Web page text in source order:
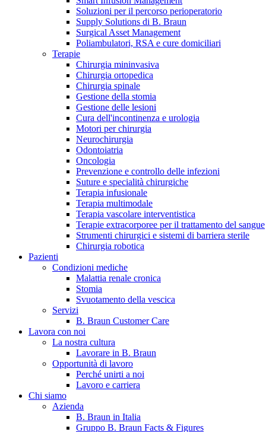
Catalogo prodotti
Campione stomia o cateteri
Richiedi gratuitamente un campione al nostro Customer Care,
Trova la tua opportunità di lavoro!
Scopri le opportunità di carriera del Gruppo B. Braun. Visita
Contatti
Hai domande o richieste? Scrivici per entrare subito in contatto
Soluzioni per il percorso perioperatorio
Supply Solutions di B. Braun
Surgical Asset Management
Poliambulatori, RSA e cure domiciliari
Terapie
Chirurgia mininvasiva
Chirurgia ortopedica
Chirurgia spinale
Gestione della stomia
Gestione delle lesioni
Cura dell'incontinenza e urologia
Motori per chirurgia
Neurochirurgia
Odontoiatria
Oncologia
Prevenzione e controllo delle infezioni
Suture e specialità chirurgiche
Terapia infusionale
Terapia multimodale
Terapia vascolare interventistica
Terapie extracorporee per il trattamento del sangue
Strumenti chirurgici e sistemi di barriera sterile
Chirurgia robotica
Pazienti
Condizioni mediche
Malattia renale cronica
Stomia
Svuotamento della vescica
Servizi
B. Braun Customer Care
Lavora con noi
La nostra cultura
Lavorare in B. Braun
Opportunità di lavoro
Perché unirti a noi
Lavoro e carriera
Chi siamo
Azienda
B. Braun in Italia
Gruppo B. Braun Facts & Figures